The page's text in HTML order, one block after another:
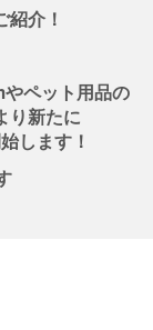
介！
ペット用品の
り新たに
します！